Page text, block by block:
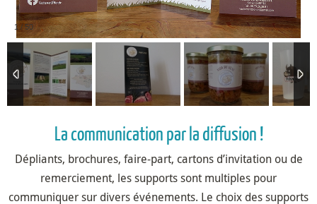
2 /50
La communication par la diffusion !
Dépliants, brochures, faire-part, cartons d’invitation ou de
remerciement, les supports sont multiples pour
communiquer sur divers événements. Le choix des supports